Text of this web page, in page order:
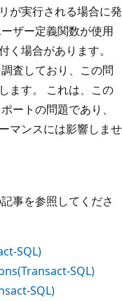
が実行される場合に発
ザー定義関数が使用
く場合があります。
査しており、この問
ます。 これは、この
ートの問題であり、
マンスには影響しませ
事を参照してくださ
SQL)
SQL)
SQL)